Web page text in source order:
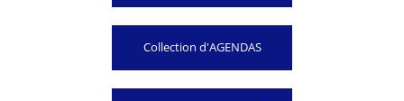
Collection d'AGENDAS